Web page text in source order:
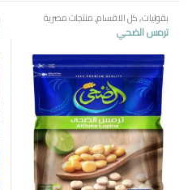
بقوليات,كل الاقسام,منتجات مصرية
ترمس الضحي